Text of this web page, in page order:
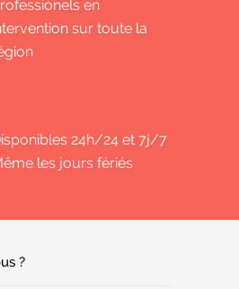
en
sur toute la
24h/24 et 7j/7
les jours fériés
?